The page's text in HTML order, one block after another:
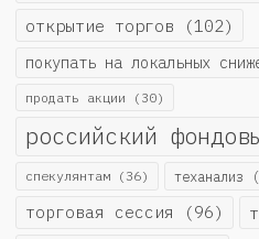
открытие торгов (102)
покупать на локальных
продать акции (30)
российский
спекулянтам (36) теханализ
торговая сессия (96)